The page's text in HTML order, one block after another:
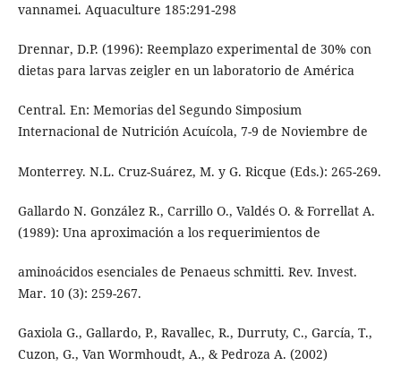
vannamei. Aquaculture 185:291-298
Drennar, D.P. (1996): Reemplazo experimental de 30% con
dietas para larvas zeigler en un laboratorio de América
Central. En: Memorias del Segundo Simposium
Internacional de Nutrición Acuícola, 7-9 de Noviembre de
Monterrey. N.L. Cruz-Suárez, M. y G. Ricque (Eds.): 265-269.
Gallardo N. González R., Carrillo O., Valdés O. & Forrellat A.
(1989): Una aproximación a los requerimientos de
aminoácidos esenciales de Penaeus schmitti. Rev. Invest.
Mar. 10 (3): 259-267.
Gaxiola G., Gallardo, P., Ravallec, R., Durruty, C., García, T.,
Cuzon, G., Van Wormhoudt, A., & Pedroza A. (2002)